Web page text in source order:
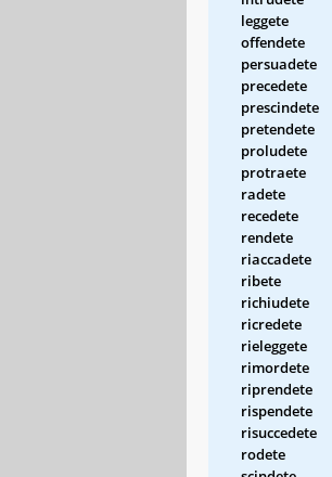
leggete
offendete
persuadete
precedete
prescindete
pretendete
proludete
protraete
radete
recedete
rendete
riaccadete
ribete
richiudete
ricredete
rieleggete
rimordete
riprendete
rispendete
risuccedete
rodete